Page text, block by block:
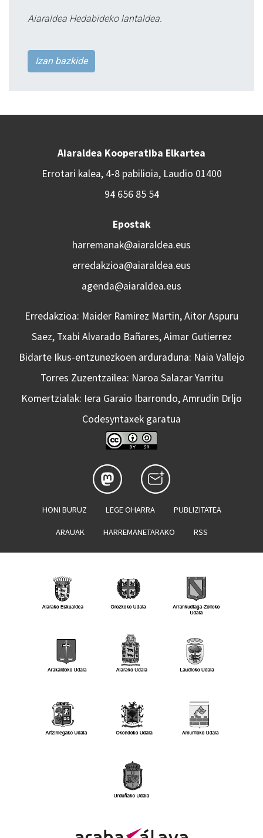
Aiaraldea Hedabideko lantaldea.
Izan bazkide
Aiaraldea Kooperatiba Elkartea
Errotari kalea, 4-8 pabilioia, Laudio 01400
94 656 85 54
Epostak
harremanak@aiaraldea.eus
erredakzioa@aiaraldea.eus
agenda@aiaraldea.eus
Erredakzioa: Maider Ramirez Martin, Aitor Aspuru
Saez, Txabi Alvarado Bañares, Aimar Gutierrez
Bidarte Ikus-entzunezkoen arduraduna: Naia Vallejo
Torres Zuzentzailea: Naroa Salazar Yarritu
Komertzialak: Iera Garaio Ibarrondo, Amrudin Drljo
Codesyntaxek garatua
HONI BURUZ LEGE OHARRA PUBLIZITATEA
ARAUAK HARREMANETARAKO RSS